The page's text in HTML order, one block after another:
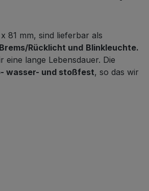
81 mm, sind lieferbar als
Rücklicht und Blinkleuchte.
eine lange Lebensdauer. Die
wasser- und stoßfest, so das wir